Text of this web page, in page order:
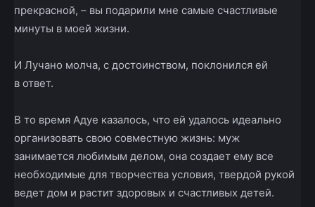
прекрасной, – вы подарили мне самые счастливые
минуты в моей жизни.
И Лучано молча, с достоинством, поклонился ей
в ответ.
В то время Адуе казалось, что ей удалось идеально
организовать свою совместную жизнь: муж
занимается любимым делом, она создает ему все
необходимые для творчества условия, твердой рукой
ведет дом и растит здоровых и счастливых детей.